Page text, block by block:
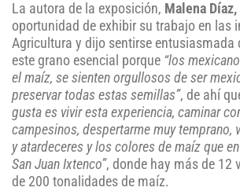
La autora de la exposición, Malena Díaz,
oportunidad de exhibir su trabajo en las
Agricultura y dijo sentirse entusiasmada
este grano esencial porque “los
el maíz, se sienten orgullosos de ser
preservar todas estas semillas”, de ahí
gusta es vivir esta experiencia, caminar
campesinos, despertarme muy temprano,
y atardeceres y los colores de maíz que
San Juan Ixtenco”, donde hay más de 12
de 200 tonalidades de maíz.